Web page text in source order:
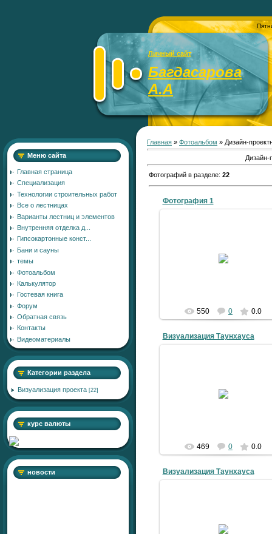
Личный сайт
Багдасарова
А.А
Меню сайта
Главная страница
Специализация
Технологии строительных работ
Все о лестницах
Варианты лестниц и элементов
Внутренняя отделка д...
Гипсокартонные конст...
Бани и сауны
темы
Фотоальбом
Калькулятор
Гостевая книга
Форум
Обратная связь
Контакты
Видеоматериалы
Категории раздела
Визуализация проекта [22]
курс валюты
новости
Главная » Фотоальбом » Дизайн-
Дизайн-
Фотографий в разделе: 22
Фотография 1
550 0 0.0
Визуализация Таунхауса
469 0 0.0
Визуализация Таунхауса